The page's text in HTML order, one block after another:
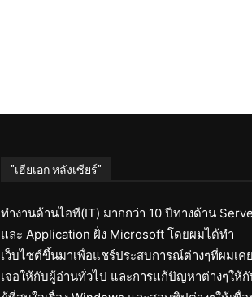
"เฮียเอก หลังเซียร์"
ทำงานด้านไอที(IT) มากกว่า 10 ปีทางด้าน
และ Application ฝั่ง Microsoft โดยผมได้ทำ
เว็บไซต์ขึ้นมาเพื่อแชร์ประสบการณ์ต่างๆที่ผมเคย
เจอให้กับผู้อ่านทั่วไป และการแก้ปัญหาต่างๆให้